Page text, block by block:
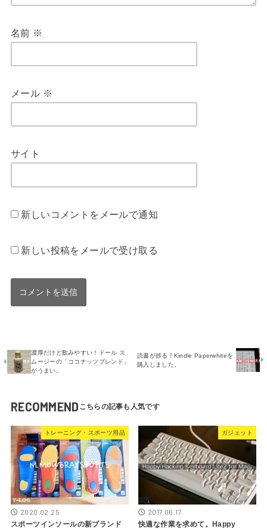
名前 ※
メール ※
サイト
新しいコメントをメールで通知
新しい投稿をメールで受け取る
濃厚だけど飲みやすい！ドール ス
ムージーの「ココナッツブレンド」
がうまい。
読書が捗る！Kindle Paperwhiteを
購入しました。
RECOMMEND
トレーニング・スポーツ用品
2020.02.25
スポーツインソールの新ブランド
ガジェット
2017.06.17
快適な作業を求めて。Happy